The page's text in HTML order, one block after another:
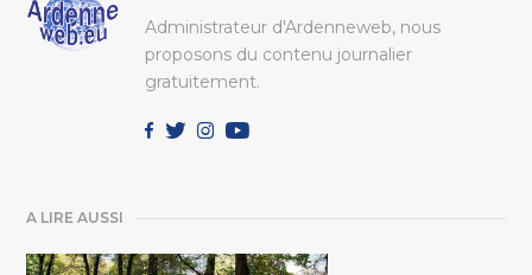
Administrateur d'Ardenneweb, nous
proposons du contenu journalier
gratuitement.
A LIRE AUSSI